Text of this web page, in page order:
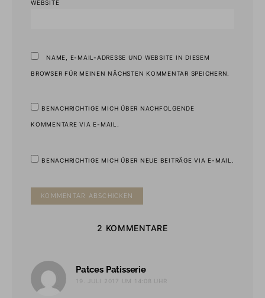
WEBSITE
NAME, E-MAIL-ADRESSE UND WEBSITE IN DIESEM
BROWSER FÜR MEINEN NÄCHSTEN KOMMENTAR SPEICHERN.
BENACHRICHTIGE MICH ÜBER NACHFOLGENDE
KOMMENTARE VIA E-MAIL.
BENACHRICHTIGE MICH ÜBER NEUE BEITRÄGE VIA E-MAIL.
2 KOMMENTARE
Patces Patisseriesagt:
19. JULI 2017 UM 14:08 UHR